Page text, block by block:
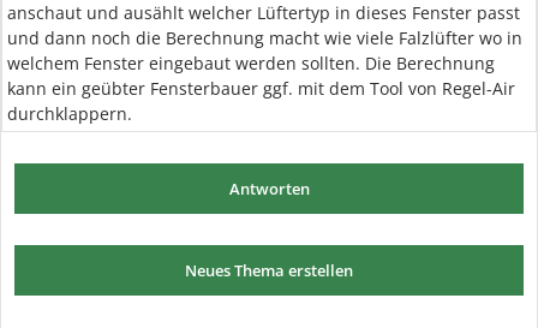
anschaut und ausählt welcher Lüftertyp in dieses Fenster passt
und dann noch die Berechnung macht wie viele Falzlüfter wo in
welchem Fenster eingebaut werden sollten. Die Berechnung
kann ein geübter Fensterbauer ggf. mit dem Tool von Regel-Air
durchklappern.
Antworten
Neues Thema erstellen